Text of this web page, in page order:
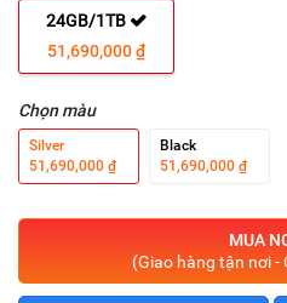
24GB/1TB
51,690,000 ₫
Chọn màu
Silver
51,690,000 ₫
Black
51,690,000 ₫
MUA
(Giao hàng tận nơi -